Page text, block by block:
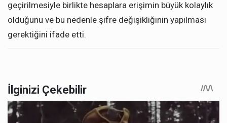
geçirilmesiyle birlikte hesaplara erişimin büyük kolaylık
olduğunu ve bu nedenle şifre değişikliğinin yapılması
gerektiğini ifade etti.